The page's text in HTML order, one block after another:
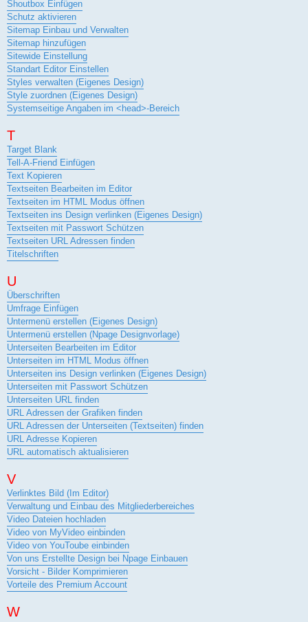
Shoutbox Einfügen
Schutz aktivieren
Sitemap Einbau und Verwalten
Sitemap hinzufügen
Sitewide Einstellung
Standart Editor Einstellen
Styles verwalten (Eigenes Design)
Style zuordnen (Eigenes Design)
Systemseitige Angaben im <head>-Bereich
T
Target Blank
Tell-A-Friend Einfügen
Text Kopieren
Textseiten Bearbeiten im Editor
Textseiten im HTML Modus öffnen
Textseiten ins Design verlinken (Eigenes Design)
Textseiten mit Passwort Schützen
Textseiten URL Adressen finden
Titelschriften
U
Überschriften
Umfrage Einfügen
Untermenü erstellen (Eigenes Design)
Untermenü erstellen (Npage Designvorlage)
Unterseiten Bearbeiten im Editor
Unterseiten im HTML Modus öffnen
Unterseiten ins Design verlinken (Eigenes Design)
Unterseiten mit Passwort Schützen
Unterseiten URL finden
URL Adressen der Grafiken finden
URL Adressen der Unterseiten (Textseiten) finden
URL Adresse Kopieren
URL automatisch aktualisieren
V
Verlinktes Bild (Im Editor)
Verwaltung und Einbau des Mitgliederbereiches
Video Dateien hochladen
Video von MyVideo einbinden
Video von YouToube einbinden
Von uns Erstellte Design bei Npage Einbauen
Vorsicht - Bilder Komprimieren
Vorteile des Premium Account
W